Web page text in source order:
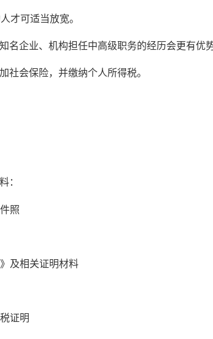
才可适当放宽。
名企业、机构担任中高级职务的经历会更有优
社会保险，并缴纳个人所得税。
：
照
及相关证明材料
证明